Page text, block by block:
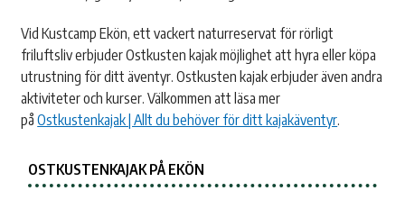
Vid Kustcamp Ekön, ett vackert naturreservat för rörligt
friluftsliv erbjuder Ostkusten kajak möjlighet att hyra eller köpa
utrustning för ditt äventyr. Ostkusten kajak erbjuder även andra
aktiviteter och kurser. Välkommen att läsa mer
påOstkustenkajak | Allt du behöver för ditt kajakäventyr.
OSTKUSTENKAJAK PÅ EKÖN